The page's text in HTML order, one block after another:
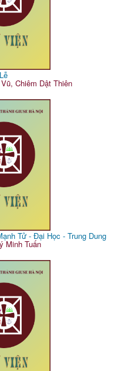
Lễ
Chiêm Dật Thiên
Tử - Đại Học - Trung Dung
Minh Tuấn